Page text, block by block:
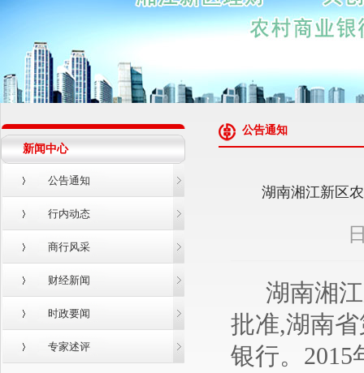
新闻中心
公告通知
行内动态
商行风采
财经新闻
时政要闻
专家述评
公告通知
湖南湘江新区
湖南湘
批准,湖南
银行。